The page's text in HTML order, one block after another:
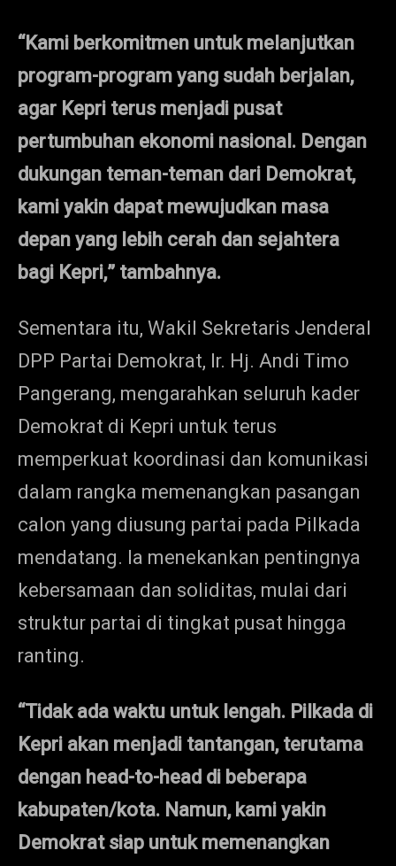
“Kami berkomitmen untuk melanjutkan
program-program yang sudah berjalan,
agar Kepri terus menjadi pusat
pertumbuhan ekonomi nasional. Dengan
dukungan teman-teman dari Demokrat,
kami yakin dapat mewujudkan masa
depan yang lebih cerah dan sejahtera
bagi Kepri,” tambahnya.
Sementara itu, Wakil Sekretaris Jenderal
DPP Partai Demokrat, Ir. Hj. Andi Timo
Pangerang, mengarahkan seluruh kader
Demokrat di Kepri untuk terus
memperkuat koordinasi dan komunikasi
dalam rangka memenangkan pasangan
calon yang diusung partai pada Pilkada
mendatang. Ia menekankan pentingnya
kebersamaan dan soliditas, mulai dari
struktur partai di tingkat pusat hingga
ranting.
“Tidak ada waktu untuk lengah. Pilkada di
Kepri akan menjadi tantangan, terutama
dengan head-to-head di beberapa
kabupaten/kota. Namun, kami yakin
Demokrat siap untuk memenangkan